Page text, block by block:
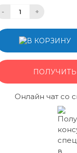
- +
Онлайн чат со